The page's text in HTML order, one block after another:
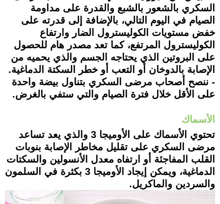
السكري بالشعور بالشبع والقدرة على مداومة
الصيام في اليوم التالي، بالإضافة إلى قدرته على
خفض مستويات الكوليسترول الضار وارتفاع
الكوليسترول المرتفع، كما تعد مصدر هام للحصول
على البروتين الذي يحتاجه الجسم والذي يحميه من
الإصابة بالدوخان أو التعب أو خطر السكتة الدماغية.
- ننصح أصحاب مرضى السكري بتناول بيضة واحدة
على الأقل خلال فترة الصيام والتي ستفي بالغرض.
الأسماك
تحتوي الأسماك على الأوميجا 3 والذي يعد تساعد
مرضى السكري على تقليل مخاطر الإصابة بنوبات
القلب المفاجئة أو ارتفاه معدل الأنسولين والسكتات
الدماغية، ويمكن إيجاد الأوميجا 3 بكثرة في السلمون
والسردين والماكريل.